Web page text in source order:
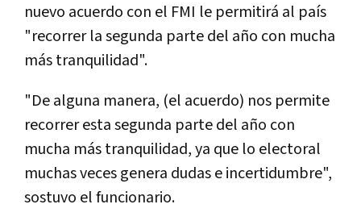
nuevo acuerdo con el FMI le permitirá al país
"recorrer la segunda parte del año con mucha
más tranquilidad".
"De alguna manera, (el acuerdo) nos permite
recorrer esta segunda parte del año con
mucha más tranquilidad, ya que lo electoral
muchas veces genera dudas e incertidumbre",
sostuvo el funcionario.